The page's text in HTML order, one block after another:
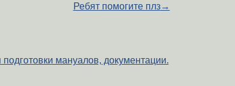
Ребят помогите плз→
мануалов, документации.